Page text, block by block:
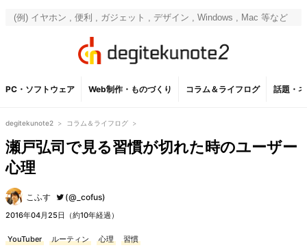
PC・ソフトウェア Web制作・ものづくり コラム＆ライフログ 話題・
degitekunote2 > コラム＆ライフログ >
瀬戸弘司で見る習慣が切れた時のユーザー
心理
こふす (@_cofus)
2016年04月25日（約10年経過）
YouTuber ルーティン 心理 習慣